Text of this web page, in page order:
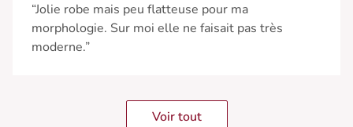
“Jolie robe mais peu flatteuse pour ma
morphologie. Sur moi elle ne faisait pas très
moderne.”
Voir tout